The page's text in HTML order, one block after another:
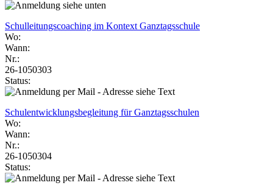
Schulleitungscoaching im Kontext Ganztagsschule
Wo:
Wann:
Nr.:
26-1050303
Status:
Schulentwicklungsbegleitung für Ganztagsschulen
Wo:
Wann:
Nr.:
26-1050304
Status: